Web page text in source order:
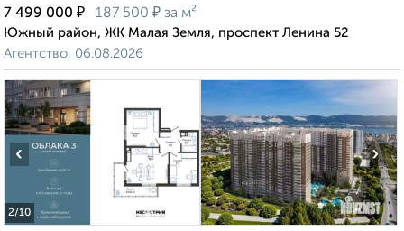
7 499 000 ₽ 187 500 ₽ за м²
Южный район, ЖК Малая Земля, проспект Ленина 52
Агентство, 06.08.2026
2/10
‹ ›